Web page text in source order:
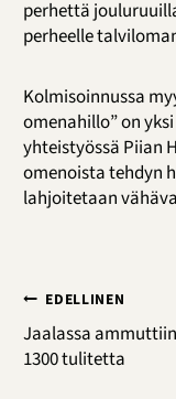
perhettä
perheelle
Kolmisoinnussa
omenahillo” on
yhteistyössä Piian
omenoista tehdyn
lahjoitetaan
Artikkelien
selaus
EDELLINEN
Jaalassa
1300 tulitetta